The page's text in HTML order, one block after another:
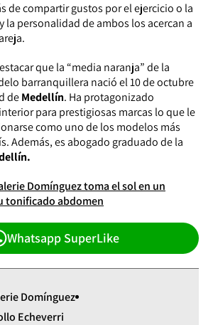
de compartir gustos por el ejercicio o la
la personalidad de ambos los acercan a
que la “media naranja” de la
barranquillera nació el 10 de octubre
deMedellín. Ha protagonizado
para prestigiosas marcas lo que le
como uno de los modelos más
Además, es abogado graduado de la
Domínguez toma el sol en un
tonificado abdomen
Whatsapp SuperLike
Domínguez
Echeverri